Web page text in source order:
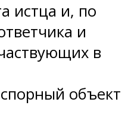
истца и, по
и
в
объект